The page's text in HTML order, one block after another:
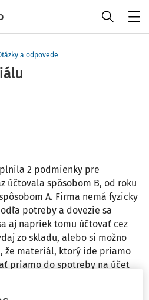
a odpovede
2 podmienky pre
účtovala spôsobom B, od roku
A. Firma nemá fyzicky
potreby a dovezie sa
aj napriek tomu účtovať cez
zo skladu, alebo si možno
že materiál, ktorý ide priamo
priamo do spotreby na účet